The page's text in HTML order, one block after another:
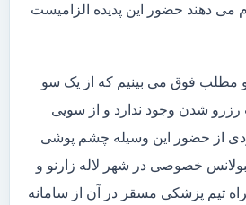
می دهند حضور این پدیده الزامیست
مطلب فوق می بینیم که از یک سو
رزرو شدن وجود ندارد و از سویی
از حضور این وسیله چشم پوشی
خصوصی در شهر لاله زارنو و
تیم پزشکی مسقر در آن از سامانه